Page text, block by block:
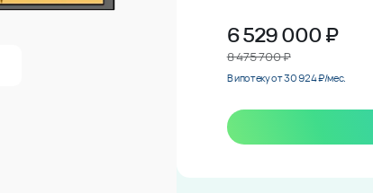
6 529 000₽
8 475 700 ₽
В ипотеку от 30 924 ₽/мес.